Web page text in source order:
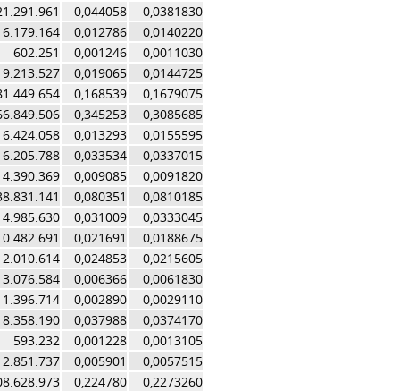
0,044058
0,0381830
6.179.164
0,012786
0,0140220
602.251
0,001246
0,0011030
9.213.527
0,019065
0,0144725
0,168539
0,1679075
0,345253
0,3085685
6.424.058
0,013293
0,0155595
0,033534
0,0337015
4.390.369
0,009085
0,0091820
0,080351
0,0810185
0,031009
0,0333045
0,021691
0,0188675
0,024853
0,0215605
3.076.584
0,006366
0,0061830
1.396.714
0,002890
0,0029110
0,037988
0,0374170
593.232
0,001228
0,0013105
2.851.737
0,005901
0,0057515
0,224780
0,2273260